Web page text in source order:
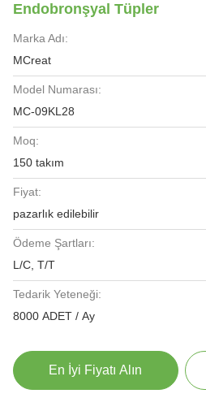
Endobronşyal Tüpler
Marka Adı:
MCreat
Model Numarası:
MC-09KL28
Moq:
150 takım
Fiyat:
pazarlık edilebilir
Ödeme Şartları:
L/C, T/T
Tedarik Yeteneği:
8000 ADET / Ay
En İyi Fiyatı Alın